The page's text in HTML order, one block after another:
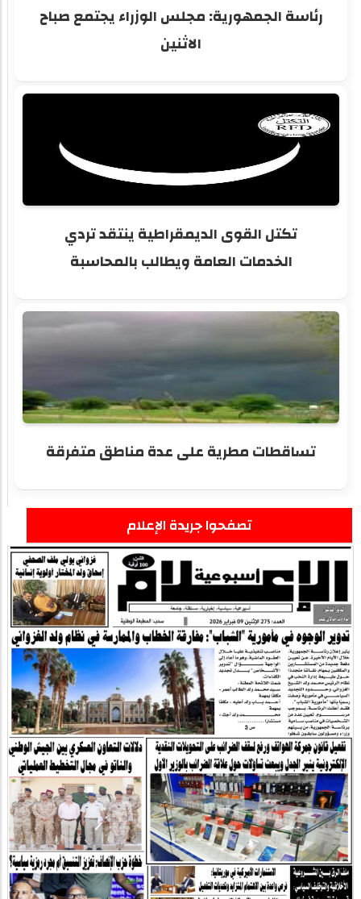
رئاسة الجمهورية: مجلس الوزراء يجتمع صباح
الاثنين
تكتل القوى الديمقراطية ينتقد تردي
الخدمات العامة ويطالب بالمحاسبة
تساقطات مطرية على عدة مناطق متفرقة
تصفحوا جريدة الإعلام